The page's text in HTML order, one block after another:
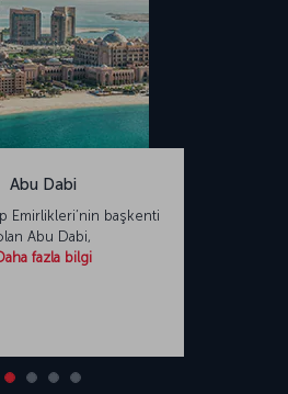
Abu Dabi
Emirlikleri’nin başkenti
Abu Dabi,
fazla bilgi